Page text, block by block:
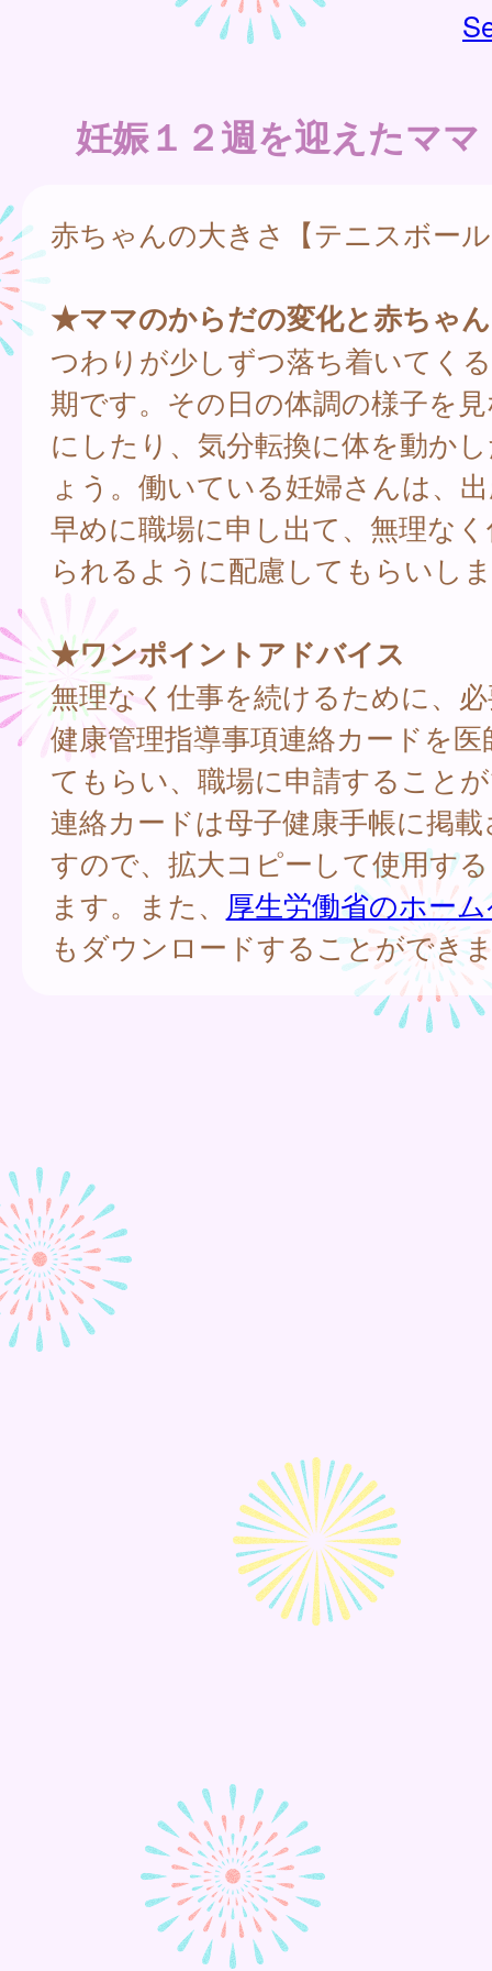
妊娠１２週を迎えたマ
赤ちゃんの大きさ【テニスボー
★ママのからだの変化と赤ちゃ
つわりが少しずつ落ち着いてく
期です。その日の体調の様子を
にしたり、気分転換に体を動か
ょう。働いている妊婦さんは、
早めに職場に申し出て、無理な
られるように配慮してもらいし
★ワンポイントアドバイス
無理なく仕事を続けるために、
健康管理指導事項連絡カードを
てもらい、職場に申請すること
連絡カードは母子健康手帳に掲
すので、拡大コピーして使用す
ます。また、 厚生労働省のホー
もダウンロードすることができ